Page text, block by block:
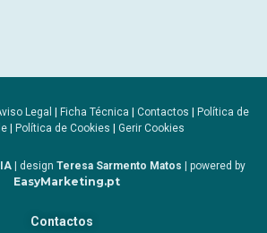
Legal | Ficha Técnica | Contactos | Política de
| Política de Cookies | Gerir Cookies
| design Teresa Sarmento Matos | powered by
EasyMarketing.pt
Contactos